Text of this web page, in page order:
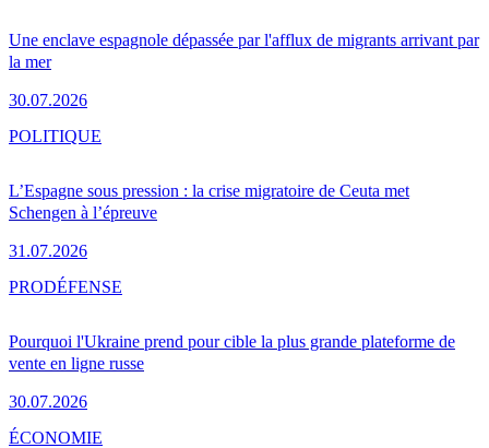
Une enclave espagnole dépassée par l'afflux de migrants arrivant par
la mer
30.07.2026
L’Espagne sous pression : la crise migratoire de Ceuta met
Schengen à l’épreuve
31.07.2026
POLITIQUE
Pourquoi l'Ukraine prend pour cible la plus grande plateforme de
vente en ligne russe
30.07.2026
PRODÉFENSE
ÉCONOMIE